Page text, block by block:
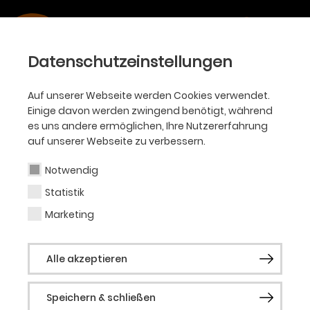
Datenschutzeinstellungen
Auf unserer Webseite werden Cookies verwendet.
Einige davon werden zwingend benötigt, während
es uns andere ermöglichen, Ihre Nutzererfahrung
auf unserer Webseite zu verbessern.
Notwendig
Statistik
Marketing
Alle akzeptieren
Speichern & schließen
OPER • SEIT SEPTEMBER 2021